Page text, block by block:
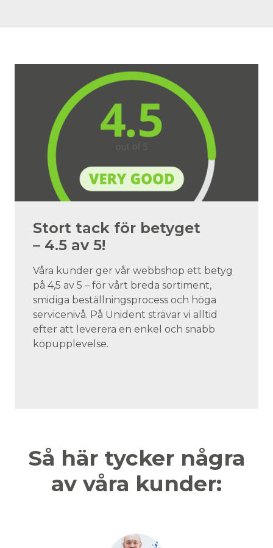
Stort tack för betyget
– 4.5 av 5!
Våra kunder ger vår webbshop ett betyg
på 4,5 av 5 – för vårt breda sortiment,
smidiga beställningsprocess och höga
servicenivå. På Unident strävar vi alltid
efter att leverera en enkel och snabb
köpupplevelse.
Så här tycker några
av våra kunder: